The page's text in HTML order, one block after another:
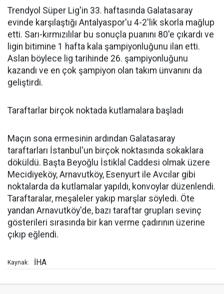
Trendyol Süper Lig'in 33. haftasında Galatasaray
evinde karşılaştığı Antalyaspor'u 4-2'lik skorla mağlup
etti. Sarı-kırmızılılar bu sonuçla puanını 80'e çıkardı ve
ligin bitimine 1 hafta kala şampiyonluğunu ilan etti.
Aslan böylece lig tarihinde 26. şampiyonluğunu
kazandı ve en çok şampiyon olan takım ünvanını da
geliştirdi.
Taraftarlar birçok noktada kutlamalara başladı
Maçın sona ermesinin ardından Galatasaray
taraftarları İstanbul'un birçok noktasında sokaklara
döküldü. Başta Beyoğlu İstiklal Caddesi olmak üzere
Mecidiyeköy, Arnavutköy, Esenyurt ile Avcılar gibi
noktalarda da kutlamalar yapıldı, konvoylar düzenlendi.
Taraftaralar, meşaleler yakıp marşlar söyledi. Öte
yandan Arnavutköy'de, bazı taraftar grupları sevinç
gösterileri sırasında bir kan verme çadırının üzerine
çıkıp eğlendi.
Kaynak: İHA